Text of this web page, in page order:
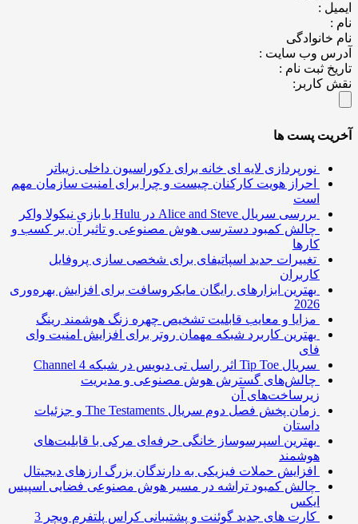
:
وب سایت :
ثبت نام :
کاربر:
پست ها
نورپردازی لایه ای خانه برای دکوراسیون داخلی زیباتر
احراز هویت کارکنان چیست و چرا برای امنیت سازمان مهم
بررسی سریال Alice and Steve در Hulu با بازی نیکولا واکر
چالش کمبود دسترسی هوش مصنوعی و تاثیر آن بر کسب و
کارها
تغییرات جدید اسپاتیفای برای شخصی سازی پروفایل
کاربران
بهترین ابزارهای رایگان مایکروسافت برای افزایش بهره‌وری
مزایا و معایب قابلیت تشخیص چهره زنگ هوشمند رینگ
بهترین کاربرد شبکه مهمان روتر برای افزایش امنیت وای
سریال Tip Toe اثر راسل تی دیویس در شبکه Channel 4
چالش‌های گسترش هوش مصنوعی و مدیریت
زیرساخت‌های آن
زمان پخش فصل دوم سریال The Testaments و جزئیات
داستان
بهترین اسپرسوساز خانگی حرفه‌ای مرکی با قابلیت‌های
هوشمند
افزایش حملات فیزیکی به دارندگان بزرگ ارزهای دیجیتال
چالش کمبود تراشه در مسیر هوش مصنوعی فضایی اسپیس
کارت های جدید گوئنت و پشتیبانی کراس پلتفرم ویچر 3